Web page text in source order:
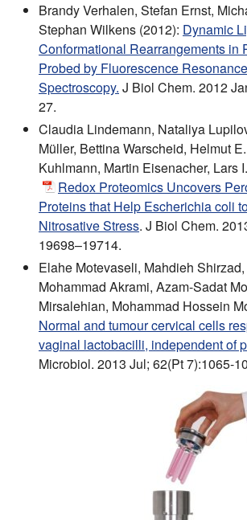
Brandy Verhalen, Stefan Ernst,
Stephan Wilkens (2012): Dynamic
Conformational Rearrangements in
Probed by Fluorescence
Spectroscopy. J Biol Chem. 2012
27.
Claudia Lindemann, Nataliya
Müller, Bettina Warscheid, Helmut
Kuhlmann, Martin Eisenacher, Lars
Redox Proteomics Uncovers
Proteins that Help Escherichia coli
Nitrosative Stress. J Biol Chem.
19698–19714.
Elahe Motevaseli, Mahdieh
Mohammad Akrami, Azam-Sadat
Mirsalehian, Mohammad Hossein
Normal and tumour cervical cells
vaginal lactobacilli, independent of
Microbiol. 2013 Jul; 62(Pt 7):1065-